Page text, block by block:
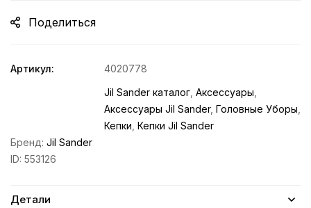
Поделиться
Артикул:
4020778
Jil Sander каталог Аксессуары
Аксессуары Jil Sander, Головные Уборы
Кепки Кепки Jil Sander
Бренд: Jil Sander
ID: 553126
Детали